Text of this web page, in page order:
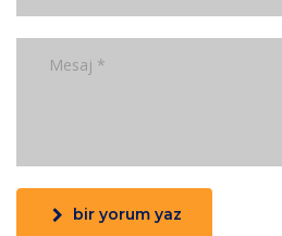
bir yorum yaz